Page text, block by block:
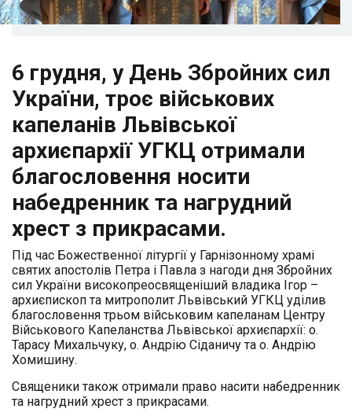
6 грудня, у День Збройних сил
України, троє військових
капеланів Львівської
архиєпархії УГКЦ отримали
благословення носити
набедренник та нагрудний
хрест з прикрасами.
Під час Божественної літургії у Гарнізонному храмі
святих апостолів Петра і Павла з нагоди дня Збройних
сил України високопреосвященіший владика Ігор –
архиєпископ та митрополит Львівський УГКЦ уділив
благословення трьом військовим капеланам Центру
Військового Капеланства Львівської архиєпархії: о.
Тарасу Михальчуку, о. Андрію Сіданичу та о. Андрію
Хомишину.
Священики також отримали право насити набедренник
та нагрудний хрест з прикрасами.